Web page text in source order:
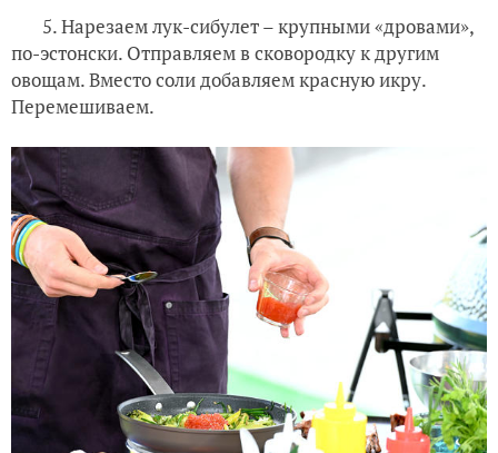
5. Нарезаем лук-сибулет – крупными «дровами»,
по-эстонски. Отправляем в сковородку к другим
овощам. Вместо соли добавляем красную икру.
Перемешиваем.